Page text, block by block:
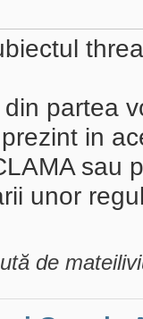
partea
in
sau
unor
de